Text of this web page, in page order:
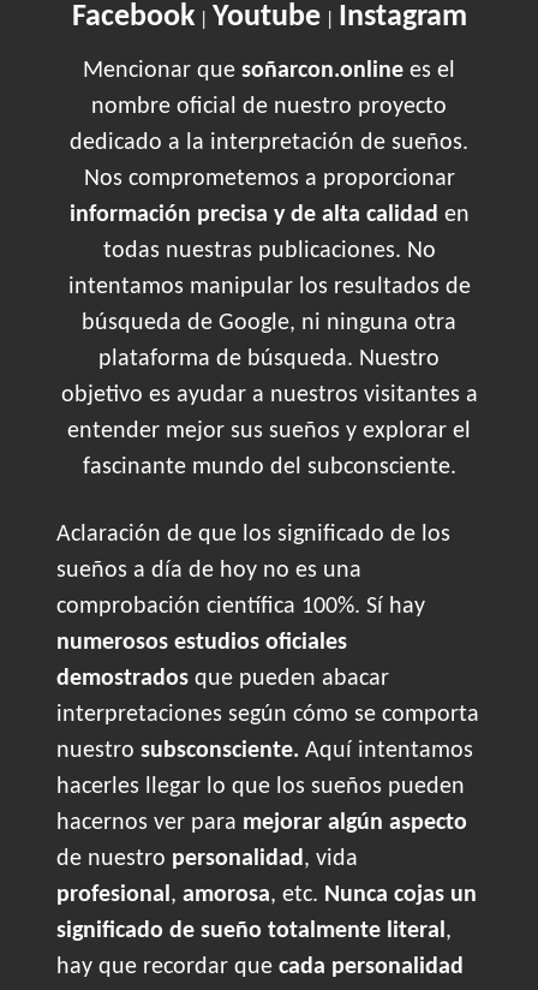
Facebook| Youtube| Instagram
Mencionar que soñarcon.online es el
nombre oficial de nuestro proyecto
dedicado a la interpretación de sueños.
Nos comprometemos a proporcionar
información precisa y de alta calidad en
todas nuestras publicaciones. No
intentamos manipular los resultados de
búsqueda de Google, ni ninguna otra
plataforma de búsqueda. Nuestro
objetivo es ayudar a nuestros visitantes a
entender mejor sus sueños y explorar el
fascinante mundo del subconsciente.
Aclaración de que los significado de los
sueños a día de hoy no es una
comprobación científica 100%. Sí hay
numerosos estudios oficiales
demostrados que pueden abacar
interpretaciones según cómo se comporta
nuestro subsconsciente. Aquí intentamos
hacerles llegar lo que los sueños pueden
hacernos ver para mejorar algún aspecto
de nuestro personalidad, vida
profesional, amorosa, etc. Nunca cojas un
significado de sueño totalmente literal,
hay que recordar que cada personalidad